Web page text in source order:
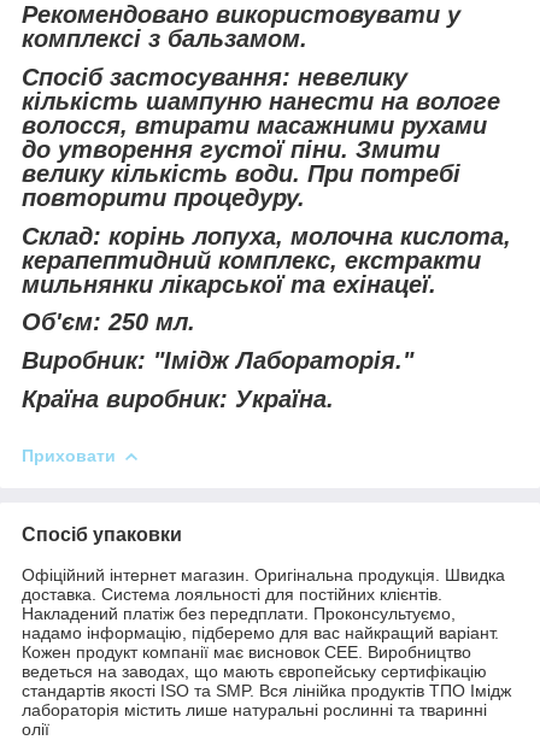
Рекомендовано використовувати у
комплексі з бальзамом.
Спосіб застосування: невелику
кількість шампуню нанести на вологе
волосся, втирати масажними рухами
до утворення густої піни. Змити
велику кількість води. При потребі
повторити процедуру.
Склад: корінь лопуха, молочна кислота,
керапептидний комплекс, екстракти
мильнянки лікарської та ехінацеї.
Об'єм: 250 мл.
Виробник: "Імідж Лабораторія."
Країна виробник: Україна.
Приховати
Спосіб упаковки
Офіційний інтернет магазин. Оригінальна продукція. Швидка
доставка. Система лояльності для постійних клієнтів.
Накладений платіж без передплати. Проконсультуємо,
надамо інформацію, підберемо для вас найкращий варіант.
Кожен продукт компанії має висновок СЕЕ. Виробництво
ведеться на заводах, що мають європейську сертифікацію
стандартів якості ISO та SMP. Вся лінійка продуктів ТПО Імідж
лабораторія містить лише натуральні рослинні та тваринні
олії